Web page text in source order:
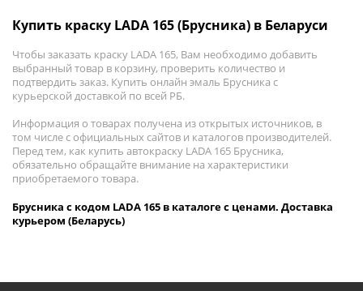
Купить краску LADA 165 (Брусника) в Беларуси
Чтобы заказать краску LADA 165, Вам необходимо добавить
выбранный товар в корзину, проверить количество и
подтвердить заказ. Купить онлайн эмаль Брусника с
курьерской доставкой по всей РБ.
Информация о товарах получена из открытых источников, в
том числе с официальных сайтов и каталогов производителей.
Перед тем, как купить автокраску LADA 165 Брусника,
обязательно обращайте внимание на характеристики
приобретаемого товара.
Брусника с кодом LADA 165 в каталоге с ценами. Доставка
курьером (Беларусь)